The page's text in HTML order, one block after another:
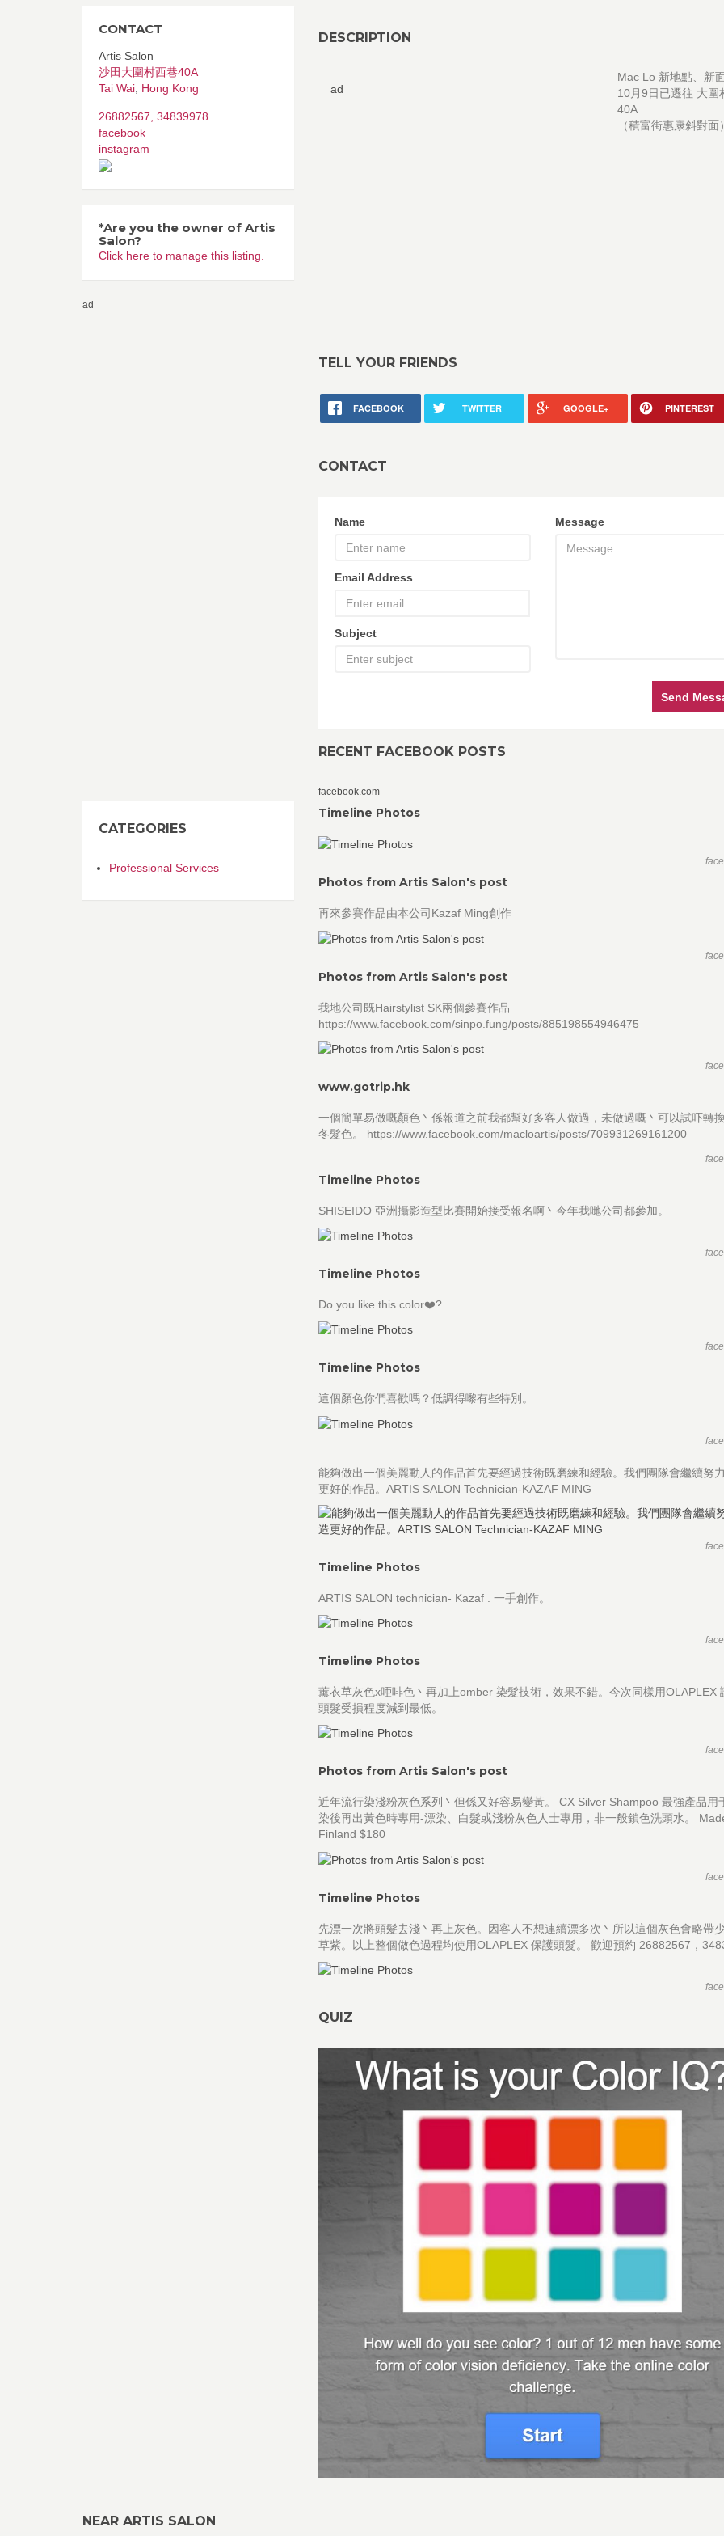
DESCRIPTION
ad
Mac Lo 新地點、新
10月9日已遷往 大圍
40A
（積富街惠康斜對面
TELL YOUR FRIENDS
FACEBOOK TWITTER GOOGLE+ PINTEREST
CONTACT
Name
Email Address
Subject
Message
Send
RECENT FACEBOOK POSTS
facebook.com
Timeline Photos
Photos from Artis Salon's post
再來參賽作品由本公司Kazaf Ming創作
Photos from Artis Salon's post
我地公司既Hairstylist SK兩個參賽作品
https://www.facebook.com/sinpo.fung/posts/885198554946475
www.gotrip.hk
一個簡單易做嘅顏色丶係報道之前我都幫好多客人做過，未做過嘅丶可以試吓轉
冬髮色。 https://www.facebook.com/macloartis/posts/709931269161200
Timeline Photos
SHISEIDO 亞洲攝影造型比賽開始接受報名啊丶今年我哋公司都參加。
Timeline Photos
Do you like this color❤️?
Timeline Photos
這個顏色你們喜歡嗎？低調得嚟有些特別。
能夠做出一個美麗動人的作品首先要經過技術既磨練和經驗。我們團隊會繼續努
更好的作品。ARTIS SALON Technician-KAZAF MING
Timeline Photos
ARTIS SALON technician- Kazaf . 一手創作。
Timeline Photos
薰衣草灰色x唖啡色丶再加上omber 染髮技術，效果不錯。今次同樣用OLAPLEX
頭髮受損程度減到最低。
Photos from Artis Salon's post
近年流行染淺粉灰色系列丶但係又好容易變黃。 CX Silver Shampoo 最強產品用
染後再出黃色時專用-漂染、白髮或淺粉灰色人士專用，非一般鎖色洗頭水。
Finland $180
Timeline Photos
先漂一次將頭髮去淺丶再上灰色。因客人不想連續漂多次丶所以這個灰色會略帶
草紫。以上整個做色過程均使用OLAPLEX 保護頭髮。 歡迎預約 26882567，
QUIZ
CONTACT
Artis Salon
沙田大圍村西巷40A
Tai Wai Hong Kong
26882567, 34839978
facebook
instagram
*Are you the owner of Artis
Salon?
Click here to manage this listing.
ad
CATEGORIES
Professional Services
NEAR ARTIS SALON